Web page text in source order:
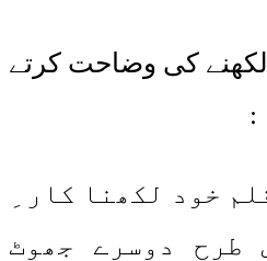
کی وضاحت کرتے
:
خود لکھنا کار
طرح دوسرے جھوٹ